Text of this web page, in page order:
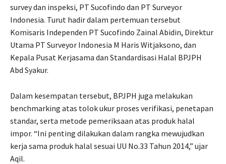
survey dan inspeksi, PT Sucofindo dan PT Surveyor
Indonesia. Turut hadir dalam pertemuan tersebut
Komisaris Independen PT Sucofindo Zainal Abidin, Direktur
Utama PT Surveyor Indonesia M Haris Witjaksono, dan
Kepala Pusat Kerjasama dan Standardisasi Halal BPJPH
Abd Syakur.
Dalam kesempatan tersebut, BPJPH juga melakukan
benchmarking atas tolok ukur proses verifikasi, penetapan
standar, serta metode pemeriksaan atas produk halal
impor. “Ini penting dilakukan dalam rangka mewujudkan
kerja sama produk halal sesuai UU No.33 Tahun 2014,” ujar
Aqil.